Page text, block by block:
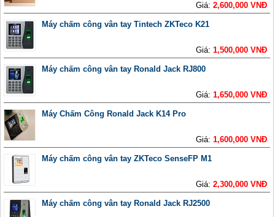
Giá:2,600,000 VNĐ
Máy chấm công vân tay Tintech ZKTeco K21
Giá:1,500,000 VNĐ
Máy chấm công vân tay Ronald Jack RJ800
Giá:1,650,000 VNĐ
Máy Chấm Công Ronald Jack K14 Pro
Giá:1,600,000 VNĐ
Máy chấm công vân tay ZKTeco SenseFP M1
Giá:2,300,000 VNĐ
Máy chấm công vân tay Ronald Jack RJ2500